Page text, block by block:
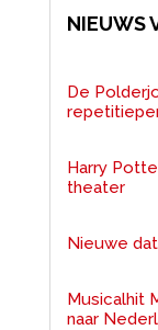
NIEUWS
De
Harry
theater
Nieuwe
Musicalhit
naar